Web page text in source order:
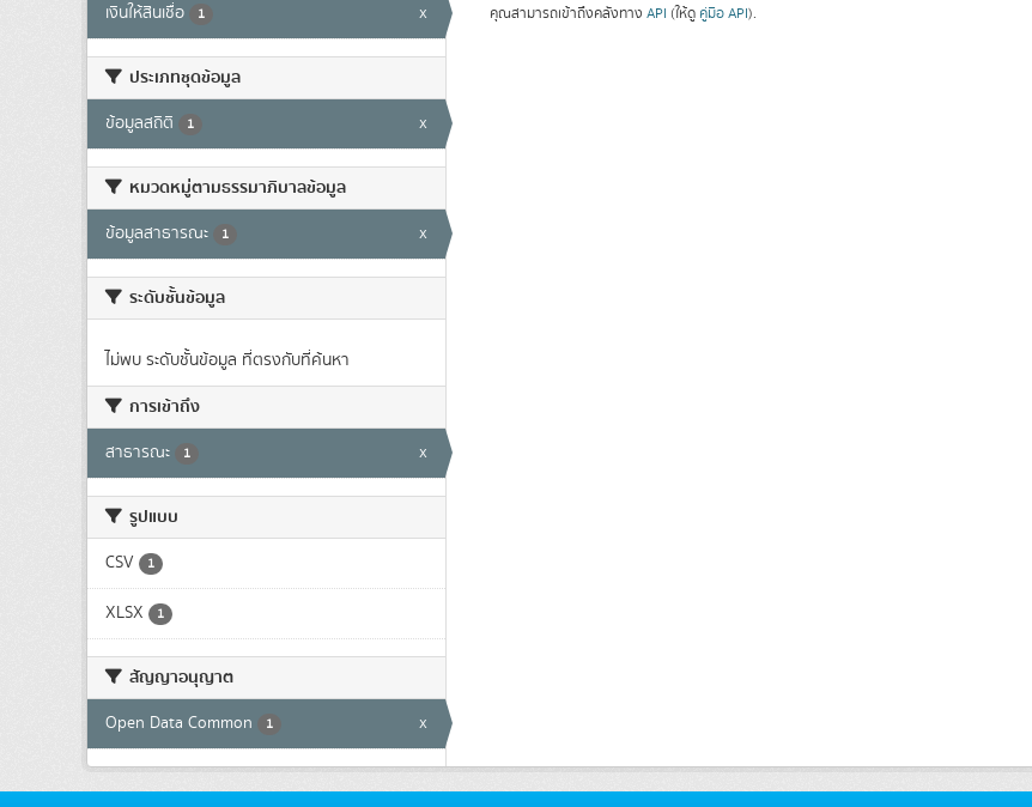
เงินให้สินเชื่อ 1 x
ประเภทชุดข้อมูล
ข้อมูลสถิติ 1 x
หมวดหมู่ตามธรรมาภิบาลข้อมูล
ข้อมูลสาธารณะ 1 x
ระดับชั้นข้อมูล
ไม่พบ ระดับชั้นข้อมูล ที่ตรงกับที่ค้นหา
การเข้าถึง
สาธารณะ 1 x
รูปแบบ
CSV 1
XLSX 1
สัญญาอนุญาต
Open Data Common 1 x
คุณสามารถเข้าถึงคลังทาง API (ให้ดู คู่มือ API).